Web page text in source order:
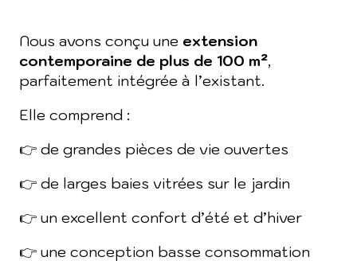
Nous avons conçu une extension
contemporaine de plus de 100 m²,
parfaitement intégrée à l’existant.
Elle comprend :
👉 de grandes pièces de vie ouvertes
👉 de larges baies vitrées sur le jardin
👉 un excellent confort d’été et d’hiver
👉 une conception basse consommation